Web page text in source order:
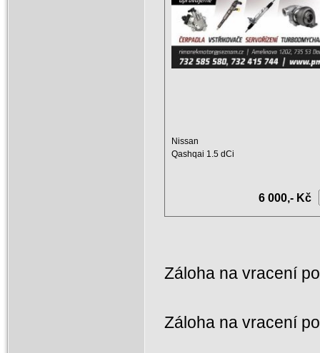
Nissan
Qashqai 1.5 dCi
6 000,- Kč
Záloha na vracení
Záloha na vracení